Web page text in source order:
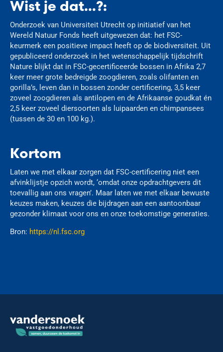
Wist je dat…?:
Onderzoek van Universiteit Utrecht op initiatief van het
Wereld Natuur Fonds heeft uitgewezen dat: het FSC-
keurmerk een positieve impact heeft op de biodiversiteit. Uit
gepubliceerd onderzoek in het wetenschappelijk tijdschrift
Nature blijkt dat in FSC-gecertificeerde bossen in Afrika 2,7
keer meer grote bedreigde zoogdieren, zoals olifanten en
gorilla’s, leven dan in bossen zonder certificering, 3,5 keer
zoveel zoogdieren als antilopen en de Afrikaanse goudkat én
2,5 keer zoveel diersoorten als luipaarden en chimpansees
(tussen de 30 en 100 kg.).
Kortom
Laten we met elkaar zorgen dat FSC-certificering niet een
afvinklijstje opzich wordt, ‘omdat onze opdrachtgevers dit
toevallig aan ons vragen’. Maar laten we met elkaar bewuste
keuzes maken, keuzes die bijdragen aan een aantoonbaar
gezonder klimaat voor ons en onze toekomstige generaties.
Bron: https://nl.fsc.org